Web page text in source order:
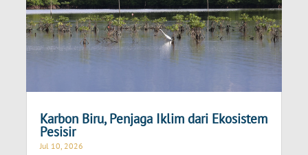
Karbon Biru, Penjaga Iklim dari Ekosistem
Pesisir
Jul 10, 2026